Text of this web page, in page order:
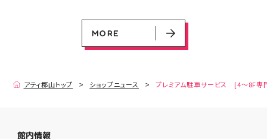
MORE
アティ郡山トップ ショップニュース プレミアム駐車サービス [4～8F専
館内情報